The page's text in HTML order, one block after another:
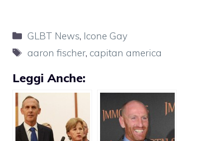
Categorie
GLBT News, Icone Gay
Tag
aaron fischer, capitan america
Leggi Anche: